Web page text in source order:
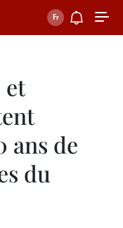
et
ans de
du